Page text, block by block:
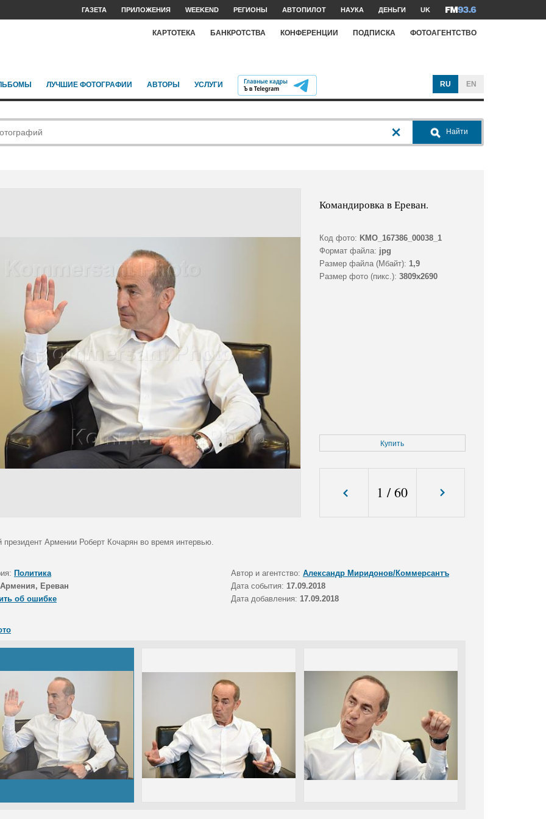
ГАЗЕТА ПРИЛОЖЕНИЯ WEEKEND РЕГИОНЫ АВТОПИЛОТ НАУКА ДЕНЬГИ UK
КАРТОТЕКА БАНКРОТСТВА КОНФЕРЕНЦИИ ПОДПИСКА ФОТОАГЕНТСТВО
ЛУЧШИЕ ФОТОГРАФИИ АВТОРЫ УСЛУГИ RU EN
Найти
Командировка в Ереван.
Код фото: KMO_167386_00038_1
Формат файла: jpg
Размер файла (Мбайт): 1,9
Размер фото (пикс.): 3809x2690
Купить
1 /60
президент Армении Роберт Кочарян во время интервью.
Политика Автор и агентство: Александр Миридонов/Коммерсантъ
Армения, Ереван Дата события: 17.09.2018
об ошибке
Дата добавления: 17.09.2018